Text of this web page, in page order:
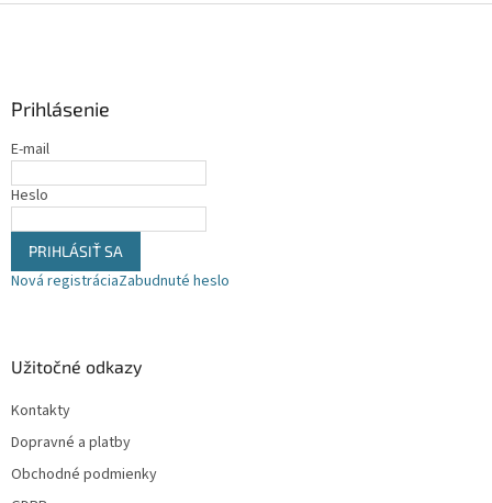
Prihlásenie
E-mail
Heslo
PRIHLÁSIŤ SA
Nová registráciaZabudnuté heslo
Užitočné odkazy
Kontakty
Dopravné a platby
Obchodné podmienky